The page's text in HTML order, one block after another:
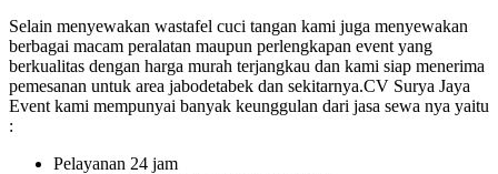
Selain menyewakan wastafel cuci tangan kami juga menyewakan
berbagai macam peralatan maupun perlengkapan event yang
berkualitas dengan harga murah terjangkau dan kami siap menerima
pemesanan untuk area jabodetabek dan sekitarnya.CV Surya Jaya
Event kami mempunyai banyak keunggulan dari jasa sewa nya yaitu
:
Pelayanan 24 jam